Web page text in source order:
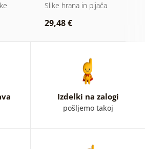
Slike hrana in pijača
29,48 €
Izdelki na zalogi
pošljemo takoj